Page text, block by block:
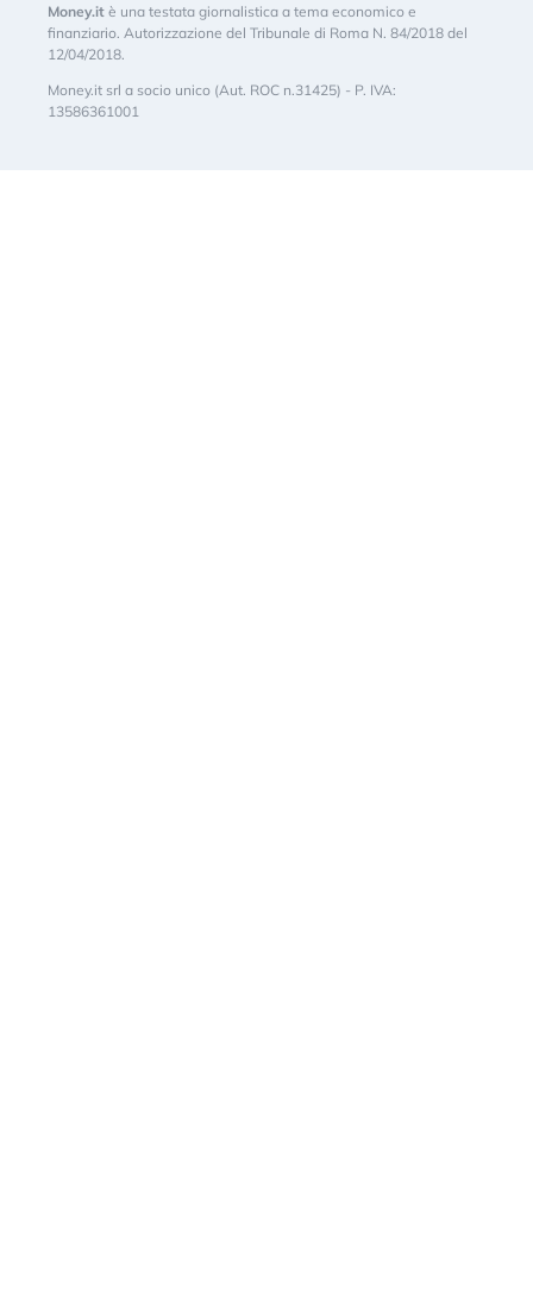
Money.it è una testata giornalistica a tema economico e
finanziario. Autorizzazione del Tribunale di Roma N. 84/2018 del
12/04/2018.
Money.it srl a socio unico (Aut. ROC n.31425) - P. IVA:
13586361001